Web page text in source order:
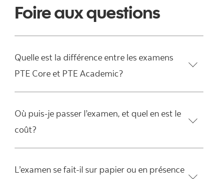
Foire aux questions
Quelle est la différence entre les examens
PTE Core et PTE Academic?
Où puis-je passer l’examen, et quel en est le
coût?
L’examen se fait-il sur papier ou en présence